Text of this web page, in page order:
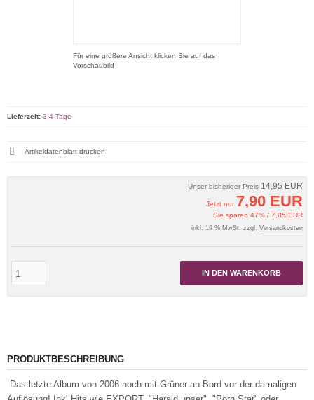
Für eine größere Ansicht klicken Sie auf das
Vorschaubild
Unser bisheriger Preis 14,95 EUR
Jetzt nur 7,90 EUR
Sie sparen 47% / 7,05 EUR
inkl. 19 % MwSt. zzgl. Versandkosten
IN DEN WARENKORB
Lieferzeit: 3-4 Tage
Artikeldatenblatt drucken
PRODUKTBESCHREIBUNG
Das letzte Album von 2006 noch mit Grüner an Bord vor der damaligen